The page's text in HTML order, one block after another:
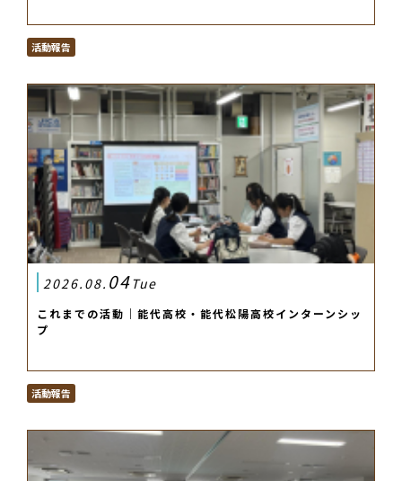
活動報告
2026.08. 04Tue
これまでの活動｜能代高校・能代松陽高校インターンシッ
プ
活動報告